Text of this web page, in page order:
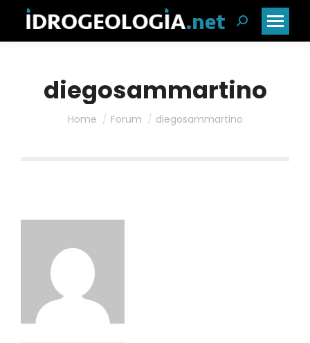
Cerca:
diegosammartino
Home Forum diegosammartino